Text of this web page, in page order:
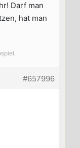
Darf man
hat man
#657996